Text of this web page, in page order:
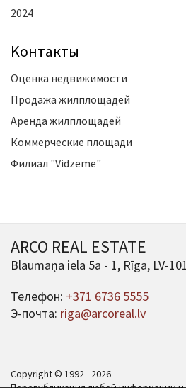
2024
Kонтакты
Оценка недвижимости
Продажа жилплощадей
Аренда жилплощадей
Коммерческие площади
Филиал "Vidzeme"
ARCO REAL ESTATE
Blaumaņa iela 5a - 1, Rīga, LV-
Телефон: +371 6736 5555
Э-почта: riga@arcoreal.lv
Copyright © 1992 - 2026